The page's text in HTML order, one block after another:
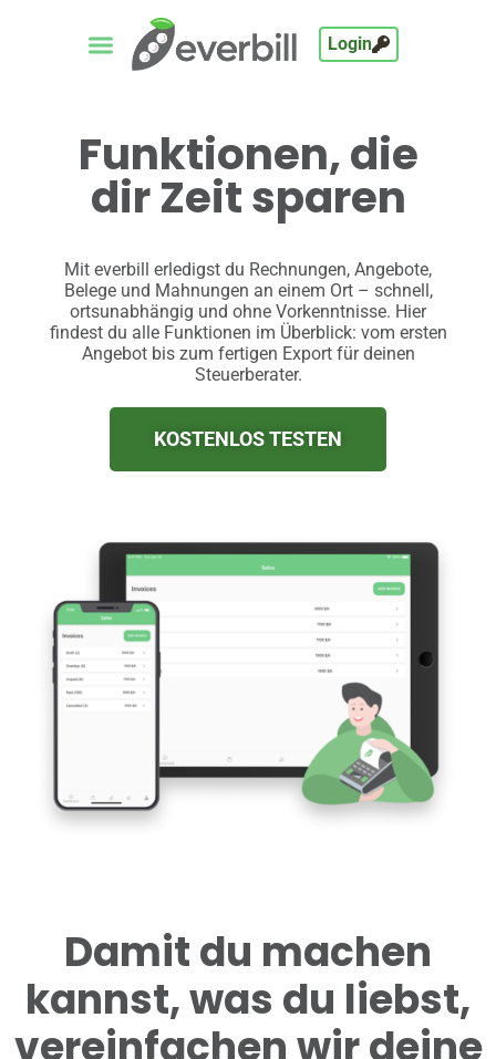
Login
Funktionen, die
dir Zeit sparen
Mit everbill erledigst du Rechnungen, Angebote,
Belege und Mahnungen an einem Ort – schnell,
ortsunabhängig und ohne Vorkenntnisse. Hier
findest du alle Funktionen im Überblick: vom ersten
Angebot bis zum fertigen Export für deinen
Steuerberater.
KOSTENLOS TESTEN
Damit du machen
kannst, was du liebst,
vereinfachen wir deine